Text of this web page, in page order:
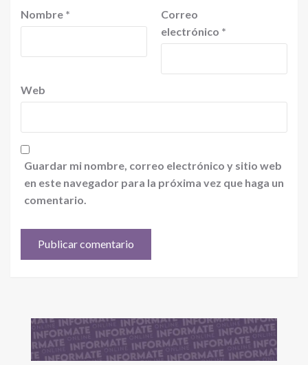
Nombre *
Correo
electrónico *
Web
Guardar mi nombre, correo electrónico y sitio web
en este navegador para la próxima vez que haga un
comentario.